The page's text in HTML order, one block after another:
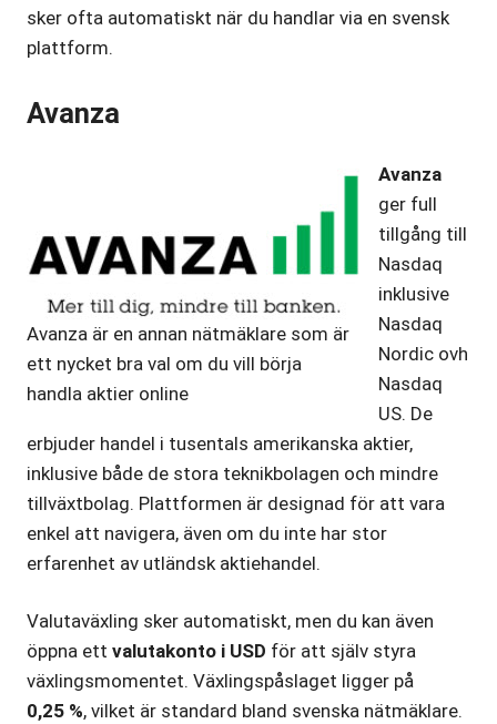
sker ofta automatiskt när du handlar via en svensk
plattform.
Avanza
Avanza är en annan nätmäklare som är
ett nycket bra val om du vill börja
handla aktier online
Avanza
ger full
tillgång till
Nasdaq
inklusive
Nasdaq
Nordic ovh
Nasdaq
US. De
erbjuder handel i tusentals amerikanska aktier,
inklusive både de stora teknikbolagen och mindre
tillväxtbolag. Plattformen är designad för att vara
enkel att navigera, även om du inte har stor
erfarenhet av utländsk aktiehandel.
Valutaväxling sker automatiskt, men du kan även
öppna ett valutakonto i USD för att själv styra
växlingsmomentet. Växlingspåslaget ligger på
0,25 %, vilket är standard bland svenska nätmäklare.